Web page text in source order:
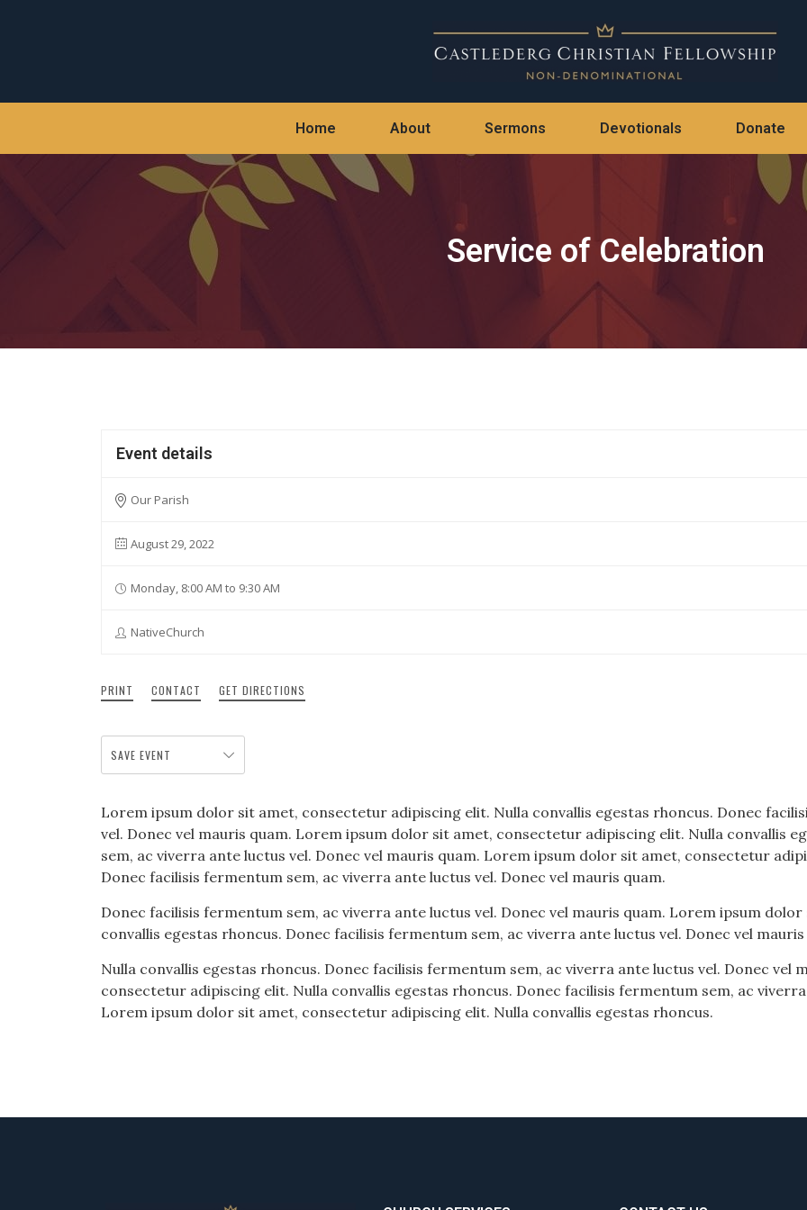
Home About Sermons Devotionals Donate
Service of Celebration
Event details
Our Parish
August 29, 2022
Monday, 8:00 AM to 9:30 AM
NativeChurch
PRINT CONTACT GET DIRECTIONS
SAVE EVENT
Lorem ipsum dolor sit amet, consectetur adipiscing elit. Nulla convallis egestas rhoncus. Donec
vel. Donec vel mauris quam. Lorem ipsum dolor sit amet, consectetur adipiscing elit. Nulla convallis
sem, ac viverra ante luctus vel. Donec vel mauris quam. Lorem ipsum dolor sit amet, consectetur
Donec facilisis fermentum sem, ac viverra ante luctus vel. Donec vel mauris quam.
Donec facilisis fermentum sem, ac viverra ante luctus vel. Donec vel mauris quam. Lorem ipsum
convallis egestas rhoncus. Donec facilisis fermentum sem, ac viverra ante luctus vel. Donec vel mauris
Nulla convallis egestas rhoncus. Donec facilisis fermentum sem, ac viverra ante luctus vel. Donec vel
consectetur adipiscing elit. Nulla convallis egestas rhoncus. Donec facilisis fermentum sem, ac
Lorem ipsum dolor sit amet, consectetur adipiscing elit. Nulla convallis egestas rhoncus.